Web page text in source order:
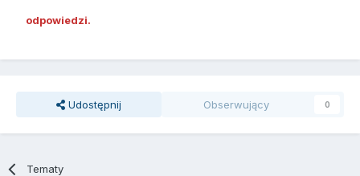
odpowiedzi.
Udostępnij Obserwujący 0
Tematy